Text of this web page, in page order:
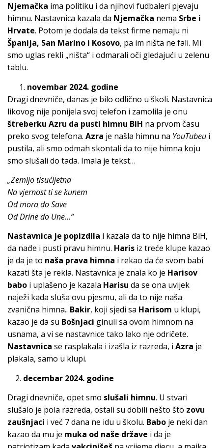
Njemačka ima politiku i da njihovi fudbaleri pjevaju
himnu. Nastavnica kazala da Njemačka nema Srbe i
Hrvate. Potom je dodala da tekst firme nemaju ni
Španija, San Marino i Kosovo, pa im ništa ne fali. Mi
smo uglas rekli „ništa“ i odmarali oči gledajući u zelenu
tablu.
novembar 2024. godine
Dragi dnevniče, danas je bilo odlično u školi. Nastavnica
likovog nije ponijela svoj telefon i zamolila je onu
štreberku Azru da pusti himnu BiH na prvom času
preko svog telefona. Azra je našla himnu na YouTubeu i
pustila, ali smo odmah skontali da to nije himna koju
smo slušali do tada. Imala je tekst…
„Zemljo tisućljetna
Na vjernost ti se kunem
Od mora do Save
Od Drine do Une…“
Nastavnica je popizdila i kazala da to nije himna BiH,
da nađe i pusti pravu himnu. Haris iz treće klupe kazao
je da je to naša prava himna i rekao da će svom babi
kazati šta je rekla. Nastavnica je znala ko je Harisov
babo i uplašeno je kazala Harisu da se ona uvijek
naježi kada sluša ovu pjesmu, ali da to nije naša
zvanična himna.. Bakir, koji sjedi sa Harisom u klupi,
kazao je da su Bošnjaci ginuli sa ovom himnom na
usnama, a vi se nastavnice tako lako nje odričete.
Nastavnica se rasplakala i izašla iz razreda, i Azra je
plakala, samo u klupi.
2. decembar 2024. godine
Dragi dnevniče, opet smo slušali himnu. U stvari
slušalo je pola razreda, ostali su dobili nešto što zovu
zaušnjaci i već 7 dana ne idu u školu. Babo je neki dan
kazao da mu je muka od naše države i da je